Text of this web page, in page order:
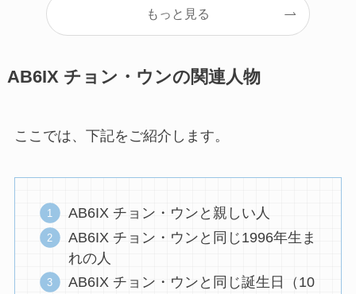
もっと見る
AB6IX チョン・ウンの関連人物
ここでは、下記をご紹介します。
AB6IX チョン・ウンと親しい人
AB6IX チョン・ウンと同じ1996年生ま
れの人
AB6IX チョン・ウンと同じ誕生日（10